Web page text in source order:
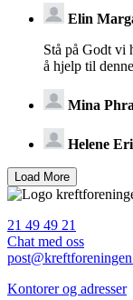
Elin
Stå på Godt vi
å hjelp til
Mina
Helene
21 49 49 21
Chat med oss
Kontorer og adresser